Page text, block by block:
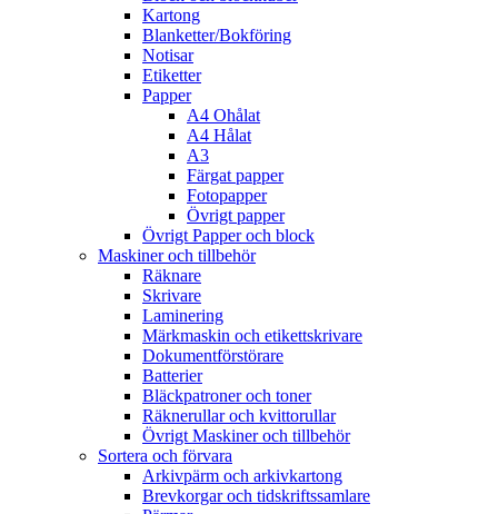
Kartong
Blanketter/Bokföring
Notisar
Etiketter
Papper
A4 Ohålat
A4 Hålat
A3
Färgat papper
Fotopapper
Övrigt papper
Övrigt Papper och block
Maskiner och tillbehör
Räknare
Skrivare
Laminering
Märkmaskin och etikettskrivare
Dokumentförstörare
Batterier
Bläckpatroner och toner
Räknerullar och kvittorullar
Övrigt Maskiner och tillbehör
Sortera och förvara
Arkivpärm och arkivkartong
Brevkorgar och tidskriftssamlare